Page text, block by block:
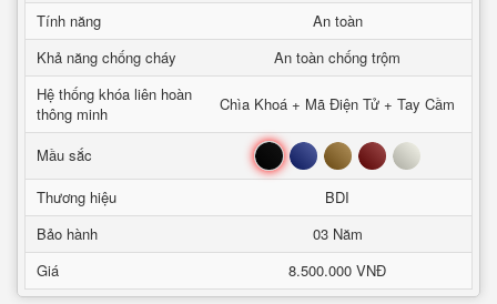
Tính năng
An toàn
Khả năng chống cháy
An toàn chống trộm
Hệ thống khóa liên hoàn
thông minh
Chìa Khoá + Mã Điện Tử + Tay Cầm
Mầu sắc Đen Xanh Nâu Đỏ Trắng
Thương hiệu
BDI
Bảo hành
03 Năm
Giá
8.500.000 VNĐ